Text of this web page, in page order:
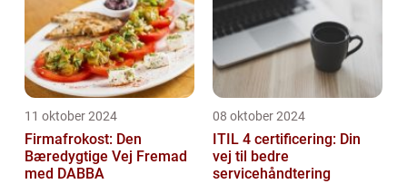
11 oktober 2024
Firmafrokost: Den
Bæredygtige Vej Fremad
med DABBA
08 oktober 2024
ITIL 4 certificering: Din
vej til bedre
servicehåndtering